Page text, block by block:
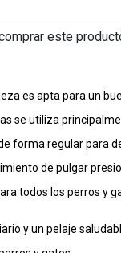
este
es apta para un
se utiliza
forma regular para
de pulgar
todos los perros y
y un pelaje